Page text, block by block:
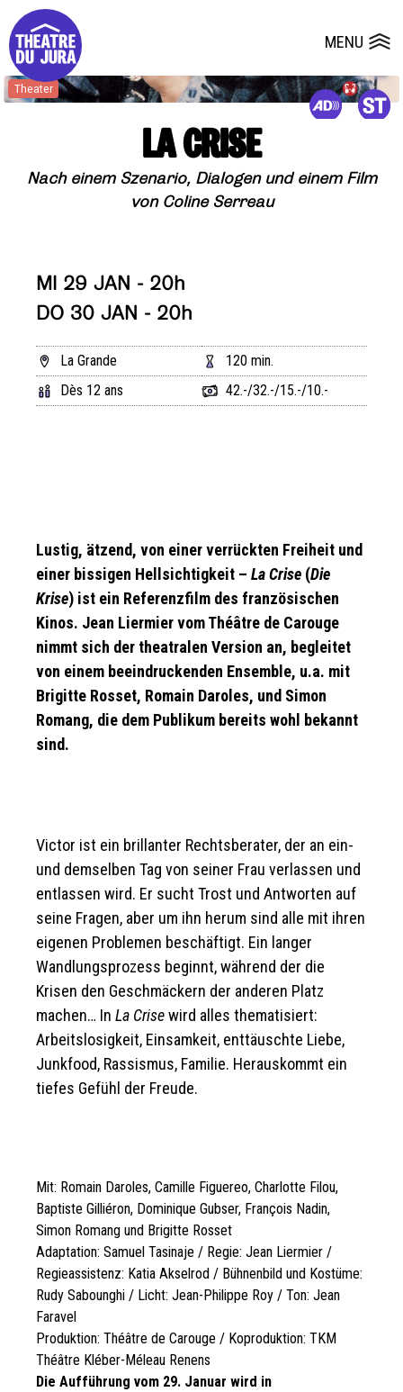
MENU
Presse Dépôts de dossiers
Theater
LA CRISE
Nach einem Szenario, Dialogen und einem Film
von Coline Serreau
Lustig, ätzend, von einer verrückten Freiheit und
einer bissigen Hellsichtigkeit – La Crise (Die
Krise) ist ein Referenzfilm des französischen
Kinos. Jean Liermier vom Théâtre de Carouge
nimmt sich der theatralen Version an, begleitet
von einem beeindruckenden Ensemble, u.a. mit
Brigitte Rosset, Romain Daroles, und Simon
Romang, die dem Publikum bereits wohl bekannt
sind.
Victor ist ein brillanter Rechtsberater, der an ein-
und demselben Tag von seiner Frau verlassen und
entlassen wird. Er sucht Trost und Antworten auf
seine Fragen, aber um ihn herum sind alle mit ihren
eigenen Problemen beschäftigt. Ein langer
Wandlungsprozess beginnt, während der die
Krisen den Geschmäckern der anderen Platz
machen… In La Crisewird alles thematisiert:
Arbeitslosigkeit, Einsamkeit, enttäuschte Liebe,
Junkfood, Rassismus, Familie. Herauskommt ein
tiefes Gefühl der Freude.
Mit: Romain Daroles, Camille Figuereo, Charlotte Filou,
Baptiste Gilliéron, Dominique Gubser, François Nadin,
Simon Romang und Brigitte Rosset
Adaptation: Samuel Tasinaje / Regie: Jean Liermier /
Regieassistenz: Katia Akselrod / Bühnenbild und Kostüme:
Rudy Sabounghi / Licht: Jean-Philippe Roy / Ton: Jean
Faravel
Produktion: Théâtre de Carouge / Koproduktion: TKM
Théâtre Kléber-Méleau Renens
Die Aufführung vom 29. Januar wird in
MI 29 JAN - 20h
DO 30 JAN - 20h
La Grande
120 min.
Dès 12 ans
42.-/32.-/15.-/10.-